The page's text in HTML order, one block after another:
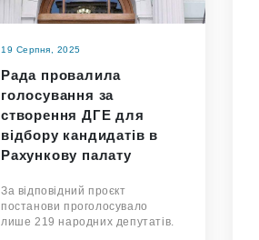
19 Серпня, 2025
Рада провалила
голосування за
створення ДГЕ для
відбору кандидатів в
Рахункову палату
За відповідний проєкт
постанови проголосувало
лише 219 народних депутатів.